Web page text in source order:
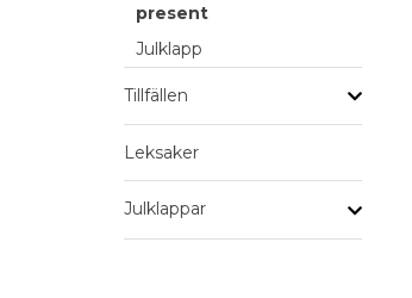
present
Julklapp
Tillfällen
Leksaker
Julklappar